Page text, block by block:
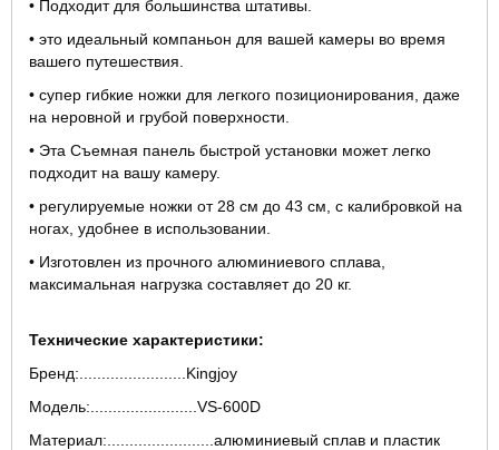
• Подходит для большинства штативы.
• это идеальный компаньон для вашей камеры во время
вашего путешествия.
• супер гибкие ножки для легкого позиционирования, даже
на неровной и грубой поверхности.
• Эта Съемная панель быстрой установки может легко
подходит на вашу камеру.
• регулируемые ножки от 28 см до 43 см, с калибровкой на
ногах, удобнее в использовании.
• Изготовлен из прочного алюминиевого сплава,
максимальная нагрузка составляет до 20 кг.
Технические характеристики:
Бренд:........................Kingjoy
Модель:........................VS-600D
Материал:........................алюминиевый сплав и пластик